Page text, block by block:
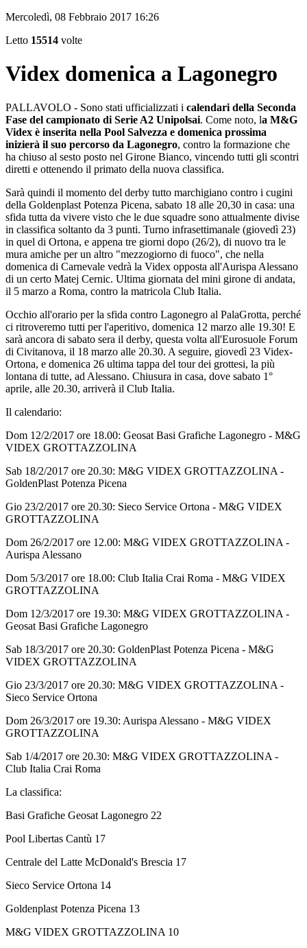
Mercoledì, 08 Febbraio 2017 16:26
Letto 15514 volte
Videx domenica a Lagonegro
PALLAVOLO - Sono stati ufficializzati i calendari della Seconda
Fase del campionato di Serie A2 Unipolsai. Come noto, la M&G
Videx è inserita nella Pool Salvezza e domenica prossima
inizierà il suo percorso da Lagonegro, contro la formazione che
ha chiuso al sesto posto nel Girone Bianco, vincendo tutti gli scontri
diretti e ottenendo il primato della nuova classifica.
Sarà quindi il momento del derby tutto marchigiano contro i cugini
della Goldenplast Potenza Picena, sabato 18 alle 20,30 in casa: una
sfida tutta da vivere visto che le due squadre sono attualmente divise
in classifica soltanto da 3 punti. Turno infrasettimanale (giovedì 23)
in quel di Ortona, e appena tre giorni dopo (26/2), di nuovo tra le
mura amiche per un altro "mezzogiorno di fuoco", che nella
domenica di Carnevale vedrà la Videx opposta all'Aurispa Alessano
di un certo Matej Cernic. Ultima giornata del mini girone di andata,
il 5 marzo a Roma, contro la matricola Club Italia.
Occhio all'orario per la sfida contro Lagonegro al PalaGrotta, perché
ci ritroveremo tutti per l'aperitivo, domenica 12 marzo alle 19.30! E
sarà ancora di sabato sera il derby, questa volta all'Eurosuole Forum
di Civitanova, il 18 marzo alle 20.30. A seguire, giovedì 23 Videx-
Ortona, e domenica 26 ultima tappa del tour dei grottesi, la più
lontana di tutte, ad Alessano. Chiusura in casa, dove sabato 1°
aprile, alle 20.30, arriverà il Club Italia.
Il calendario:
Dom 12/2/2017 ore 18.00: Geosat Basi Grafiche Lagonegro - M&G
VIDEX GROTTAZZOLINA
Sab 18/2/2017 ore 20.30: M&G VIDEX GROTTAZZOLINA -
GoldenPlast Potenza Picena
Gio 23/2/2017 ore 20.30: Sieco Service Ortona - M&G VIDEX
GROTTAZZOLINA
Dom 26/2/2017 ore 12.00: M&G VIDEX GROTTAZZOLINA -
Aurispa Alessano
Dom 5/3/2017 ore 18.00: Club Italia Crai Roma - M&G VIDEX
GROTTAZZOLINA
Dom 12/3/2017 ore 19.30: M&G VIDEX GROTTAZZOLINA -
Geosat Basi Grafiche Lagonegro
Sab 18/3/2017 ore 20.30: GoldenPlast Potenza Picena - M&G
VIDEX GROTTAZZOLINA
Gio 23/3/2017 ore 20.30: M&G VIDEX GROTTAZZOLINA -
Sieco Service Ortona
Dom 26/3/2017 ore 19.30: Aurispa Alessano - M&G VIDEX
GROTTAZZOLINA
Sab 1/4/2017 ore 20.30: M&G VIDEX GROTTAZZOLINA -
Club Italia Crai Roma
La classifica:
Basi Grafiche Geosat Lagonegro 22
Pool Libertas Cantù 17
Centrale del Latte McDonald's Brescia 17
Sieco Service Ortona 14
Goldenplast Potenza Picena 13
M&G VIDEX GROTTAZZOLINA 10